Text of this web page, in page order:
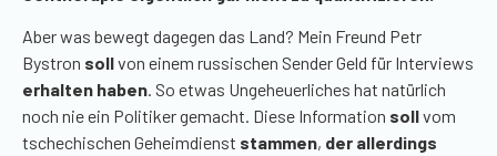
Aber was bewegt dagegen das Land? Mein Freund Petr
Bystron sollvon einem russischen Sender Geld für Interviews
erhalten haben. So etwas Ungeheuerliches hat natürlich
noch nie ein Politiker gemacht. Diese Information sollvom
tschechischen Geheimdienst stammen, der allerdings